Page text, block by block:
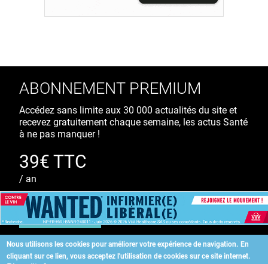
Nous utilisons les cookies pour améliorer votre expérience de navigation. En
cliquant sur ce lien, vous acceptez l'utilisation de cookies sur ce site internet.
ABONNEMENT PREMIUM
Accédez sans limite aux 30 000 actualités du site et
recevez gratuitement chaque semaine, les actus Santé
à ne pas manquer !
39€ TTC
/ an
S'ABONNER